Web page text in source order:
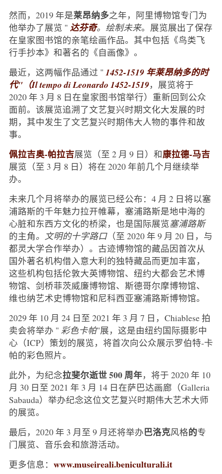
然而，2019 年是莱昂纳多之年，阿里博物馆专门为
他举办了展览 " 达芬奇。绘制未来。展览展出了保存
在皇家图书馆的亲笔绘画作品。其中包括《鸟类飞
行手抄本》和著名的《自画像》。
最近，这两幅作品通过 " 1452-1519 年莱昂纳多的时
代"（Il tempo di Leonardo 1452-1519，展览将于
2020 年 3 月 8 日在皇家图书馆举行）重新回到公众
面前。该展览追溯了文艺复兴时期文化大发展的时
期，其中发生了文艺复兴时期伟大人物的事件和故
事。
佩拉吉奥-帕拉吉展览（至 2 月 9 日）和康拉德-马吉
展览（至 3 月 8 日）将在 2020 年前几个月继续举
办。
未来几个月将举办的展览已经公布：4 月 2 日将以塞
浦路斯的千年魅力拉开帷幕，塞浦路斯是地中海的
心脏和东西方文化的桥梁，也是国际展览塞浦路斯
的主角。文明的十字路口（至 2020 年 9 月 20 日，与
都灵大学合作举办）。古迹博物馆的藏品因首次从
国外著名机构借入意大利的独特藏品而更加丰富，
这些机构包括伦敦大英博物馆、纽约大都会艺术博
物馆、剑桥菲茨威廉博物馆、斯德哥尔摩博物馆、
维也纳艺术史博物馆和尼科西亚塞浦路斯博物馆。
2029 年 10 月 24 日至 2021 年 3 月 7 日，Chiablese 拍
卖会将举办 " 彩色卡帕"展，这是由纽约国际摄影中
心（ICP）策划的展览，将首次向公众展示罗伯特-卡
帕的彩色照片。
此外，为纪念拉斐尔逝世 500 周年，将于 2020 年 10
月 30 日至 2021 年 3 月 14 日在萨巴达画廊（Galleria
Sabauda）举办纪念这位文艺复兴时期伟大艺术大师
的展览。
最后，2020 年 3 月至 9 月还将举办巴洛克风格的专
门展览、音乐会和旅游活动。
更多信息： www.museireali.beniculturali.it